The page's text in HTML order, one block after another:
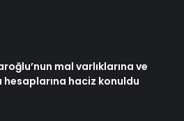
mal varlıklarına ve
hesaplarına haciz konuldu